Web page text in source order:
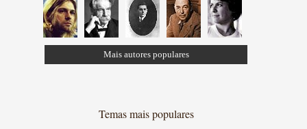
Mais autores populares
Temas mais populares